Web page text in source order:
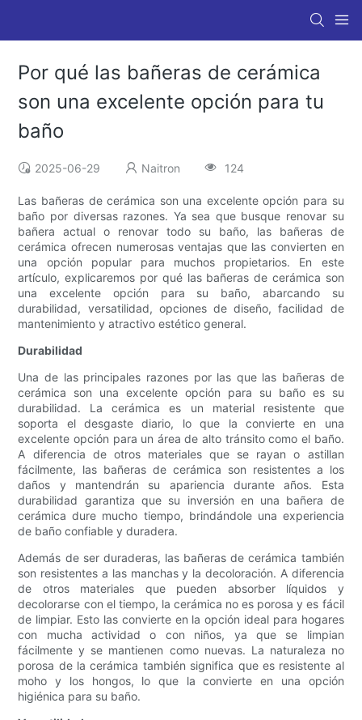
Por qué las bañeras de cerámica
son una excelente opción para tu
baño
2025-06-29 Naitron 124
Las bañeras de cerámica son una excelente opción para su
baño por diversas razones. Ya sea que busque renovar su
bañera actual o renovar todo su baño, las bañeras de
cerámica ofrecen numerosas ventajas que las convierten en
una opción popular para muchos propietarios. En este
artículo, explicaremos por qué las bañeras de cerámica son
una excelente opción para su baño, abarcando su
durabilidad, versatilidad, opciones de diseño, facilidad de
mantenimiento y atractivo estético general.
Durabilidad
Una de las principales razones por las que las bañeras de
cerámica son una excelente opción para su baño es su
durabilidad. La cerámica es un material resistente que
soporta el desgaste diario, lo que la convierte en una
excelente opción para un área de alto tránsito como el baño.
A diferencia de otros materiales que se rayan o astillan
fácilmente, las bañeras de cerámica son resistentes a los
daños y mantendrán su apariencia durante años. Esta
durabilidad garantiza que su inversión en una bañera de
cerámica dure mucho tiempo, brindándole una experiencia
de baño confiable y duradera.
Además de ser duraderas, las bañeras de cerámica también
son resistentes a las manchas y la decoloración. A diferencia
de otros materiales que pueden absorber líquidos y
decolorarse con el tiempo, la cerámica no es porosa y es fácil
de limpiar. Esto las convierte en la opción ideal para hogares
con mucha actividad o con niños, ya que se limpian
fácilmente y se mantienen como nuevas. La naturaleza no
porosa de la cerámica también significa que es resistente al
moho y los hongos, lo que la convierte en una opción
higiénica para su baño.